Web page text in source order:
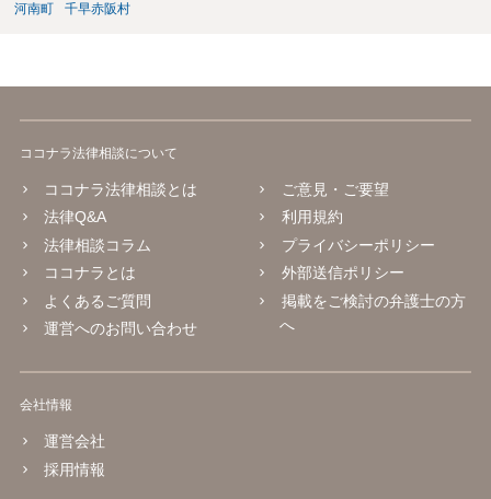
河南町
千早赤阪村
ココナラ法律相談について
ココナラ法律相談とは
法律Q&A
法律相談コラム
ココナラとは
よくあるご質問
運営へのお問い合わせ
ご意見・ご要望
利用規約
プライバシーポリシー
外部送信ポリシー
掲載をご検討の弁護士の方
へ
会社情報
運営会社
採用情報